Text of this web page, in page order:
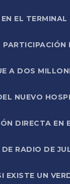
EL
A DOS
NUEVO
DIRECTA EN
RADIO DE
UN